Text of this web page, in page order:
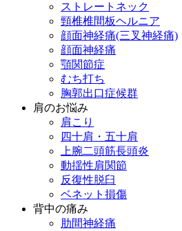
ストレートネック
頸椎椎間板ヘルニア
顔面神経痛(三叉神経痛)
顔面神経痛
顎関節症
むち打ち
胸郭出口症候群
肩のお悩み
肩こり
四十肩・五十肩
上腕二頭筋長頭炎
動揺性肩関節
反復性脱臼
ベネット損傷
背中の痛み
肋間神経痛